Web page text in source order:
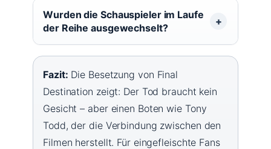
Wurden die Schauspieler im Laufe
der Reihe ausgewechselt?
Fazit: Die Besetzung von Final
Destination zeigt: Der Tod braucht kein
Gesicht – aber einen Boten wie Tony
Todd, der die Verbindung zwischen den
Filmen herstellt. Für eingefleischte Fans